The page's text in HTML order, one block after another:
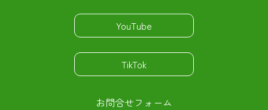
YouTube
TikTok
お問合せフォーム